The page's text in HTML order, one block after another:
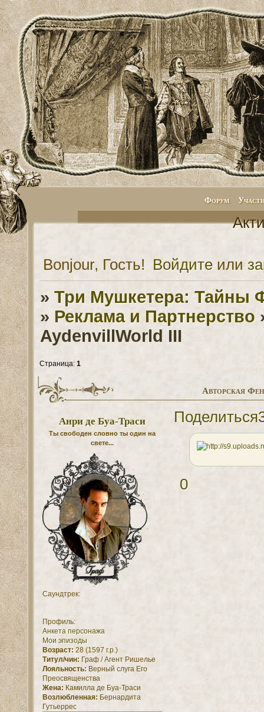
Форум
Bonjour, Гость! Войдите или
»Три Мушкетера: Тайны
» Реклама и Партнерство
AydenvillWorld III
Авторская
Страница: 1
Поделиться
Анри де Буа-Траси
Ты свободен словно ты один на
свете...
Саундтрек:
Профиль:
Анкета персонажа
Мои эпизоды
Возраст: 28 (1597 г.р.)
Титул/чин: Граф / Агент Ришелье
Лояльность: Верный слуга Его
Преосвященства
Жена: Камилла де Буа-Траси
Возлюбленная: Бернардита
Гутьеррес
0